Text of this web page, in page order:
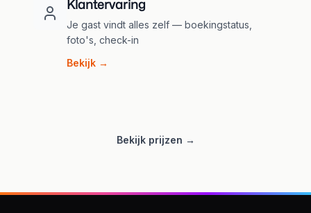
Klantervaring
Je gast vindt alles zelf — boekingstatus,
foto's, check-in
Bekijk →
Bekijk prijzen →